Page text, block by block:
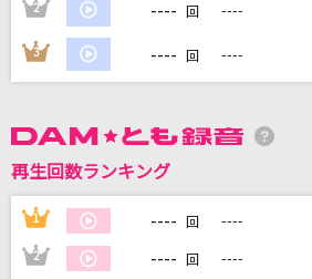
カラオケ最新情報をチェッ
2 ---- 回 ----
3 ---- 回 ----
再生回数ランキング
1 ---- 回 ----
2 ---- 回 ----